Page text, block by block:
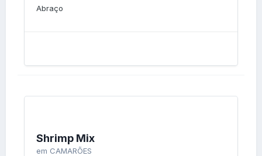
Abraço
Shrimp Mix
em CAMARÕES